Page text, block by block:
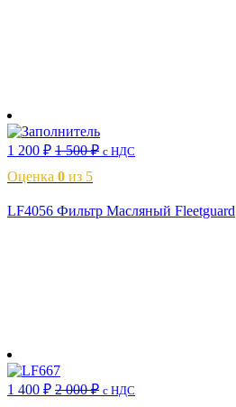
1 200 ₽ 1 500₽ с НДС
Оценка 0 из 5
LF4056 Фильтр Масляный Fleetguard
1 400 ₽ 2 000₽ с НДС